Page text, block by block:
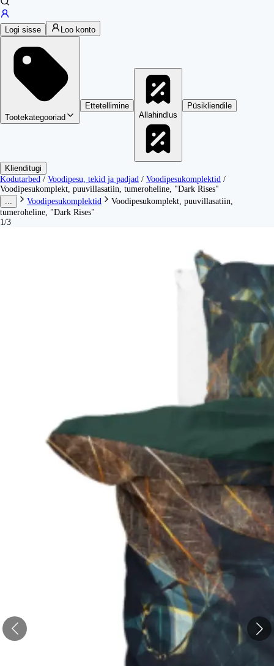
Logi sisse Loo konto
Tootekategooriad
Ettetellimine
Allahindlus
Püsikliendile
Klienditugi
Kodutarbed / Voodipesu, tekid ja padjad / Voodipesukomplektid /
Voodipesukomplekt, puuvillasatiin, tumeroheline, "Dark Rises"
Voodipesukomplektid
Voodipesukomplekt, puuvillasatiin,
tumeroheline, "Dark Rises"
1/3